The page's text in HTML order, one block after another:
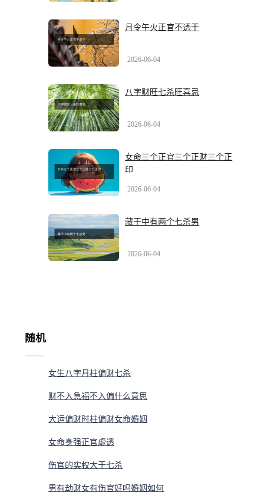
月令午火正官不透干
2026-06-04
八字财旺七杀旺喜忌
2026-06-04
女命三个正官三个正财三个正
印
2026-06-04
藏干中有两个七杀男
2026-06-04
随机
女生八字月柱偏财七杀
财不入急福不入偏什么意思
大运偏财时柱偏财女命婚姻
女命身强正官虚透
伤官的实权大于七杀
男有劫财女有伤官好吗婚姻如何